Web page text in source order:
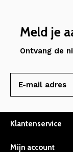
Meld je
Ontvang de
Klantenservice
Mijn account